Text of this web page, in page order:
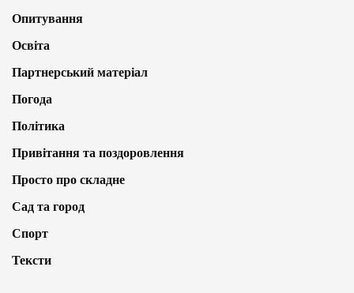
Опитування
Освіта
Партнерський матеріал
Погода
Політика
Привітання та поздоровлення
Просто про складне
Сад та город
Спорт
Тексти